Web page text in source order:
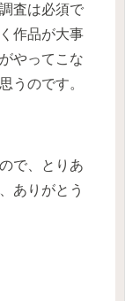
査は必須で
作品が大事
やってこな
うのです。
で、とりあ
ありがとう